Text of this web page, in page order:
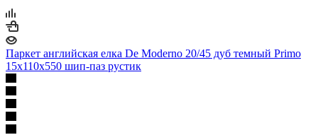
Паркет английская елка De Moderno 20/45 дуб темный Primo
15х110х550 шип-паз рустик